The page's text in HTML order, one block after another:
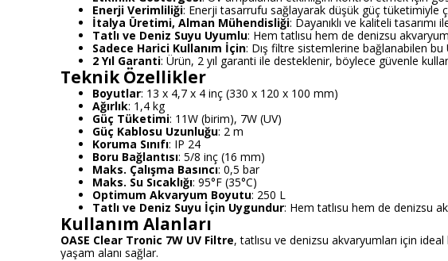
Enerji Verimliliği: Enerji tasarrufu sağlayarak düşük güç tüketimiyle
İtalya Üretimi, Alman Mühendisliği: Dayanıklı ve kaliteli tasarımı
Tatlı ve Deniz Suyu Uyumlu: Hem tatlısu hem de denizsu
Sadece Harici Kullanım İçin: Dış filtre sistemlerine bağlanabilen bu
2 Yıl Garanti: Ürün, 2 yıl garanti ile desteklenir, böylece güvenle
Teknik Özellikler
Boyutlar: 13 x 4,7 x 4 inç (330 x 120 x 100 mm)
Ağırlık: 1,4 kg
Güç Tüketimi: 11W (birim), 7W (UV)
Güç Kablosu Uzunluğu: 2 m
Koruma Sınıfı: IP 24
Boru Bağlantısı: 5/8 inç (16 mm)
Maks. Çalışma Basıncı: 0,5 bar
Maks. Su Sıcaklığı: 95°F (35°C)
Optimum Akvaryum Boyutu: 250 L
Tatlı ve Deniz Suyu İçin Uygundur: Hem tatlısu hem de denizsu
Kullanım Alanları
OASE Clear Tronic 7W UV Filtre, tatlısu ve denizsu akvaryumları için ideal
yaşam alanı sağlar.